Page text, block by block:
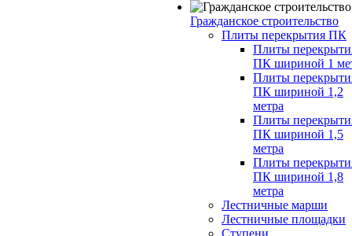
Гражданское строительство
Плиты перекрытия ПК
Плиты
ПК шириной 1
Плиты
ПК шириной 1,2
метра
Плиты
ПК шириной 1,5
метра
Плиты
ПК шириной 1,8
метра
Лестничные марши
Лестничные площадки
Ступени